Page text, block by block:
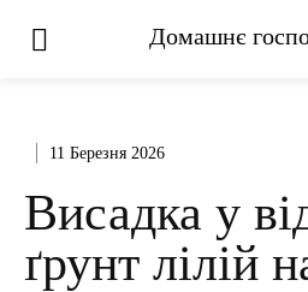
Домашнє
11 Березня 2026
Висадка у
ґрунт лілій